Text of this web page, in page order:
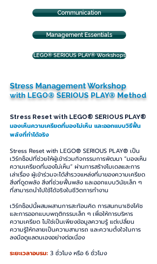
Communication
Management Essentials
LEGO® SERIOUS PLAY® Workshops
Stress Management Workshop
with LEGO® SERIOUS PLAY® Method
Stress Reset with LEGO® SERIOUS PLAY®
มองเห็นความเครียดที่มองไม่เห็น และออกแบบวิธีฟื้น
พลังที่ทำได้จริง
Stress Reset with LEGO® SERIOUS PLAY® เป็น
เวิร์กช็อปที่ช่วยให้ผู้เข้าร่วมกิจกรรมการพัฒนา “มองเห็น
ความเครียดที่มองไม่เห็น” ผ่านการสร้างโมเดลและการ
เล่าเรื่อง ผู้เข้าร่วมจะได้สำรวจแหล่งที่มาของความเครียด
สิ่งที่ดูดพลัง สิ่งที่ช่วยฟื้นพลัง และออกแบบวินัยเล็ก ๆ
ที่สามารถนำไปใช้ได้จริงในชีวิตการทำงาน
เวิร์กช็อปนี้ผสมผสานการสะท้อนคิด การสนทนาเชิงโค้ช
และการออกแบบพฤติกรรมเล็ก ๆ เพื่อให้การบริหาร
ความเครียด ไม่ใช่เป็นเพียงข้อมูลความรู้ แต่เปลี่ยน
ความรู้ให้กลายเป็นความสามารถ และความตั้งใจในการ
ลงมือดูแลตนเองอย่างต่อเนื่อง
ระยะเวลาอบรม: 3 ชั่วโมง หรือ 6 ชั่วโมง